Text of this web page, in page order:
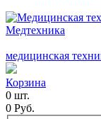
Медтехника
медицинская
Корзина
0 шт.
0 Руб.